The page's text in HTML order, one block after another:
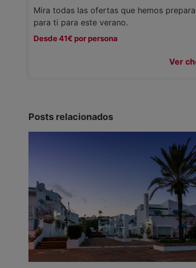
Mira todas las ofertas que hemos
para ti para este verano.
Desde 41€ por persona
Ver
Posts relacionados